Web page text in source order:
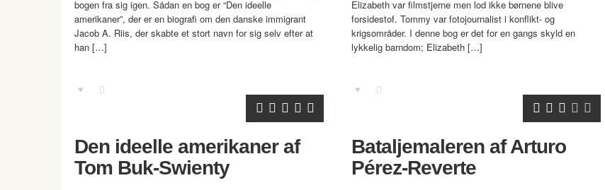
bogen fra sig igen. Sådan en bog er “Den ideelle
amerikaner”, der er en biografi om den danske immigrant
Jacob A. Riis, der skabte et stort navn for sig selv efter at
han […]
Elizabeth var filmstjerne men lod ikke børnene blive
forsidestof. Tommy var fotojournalist i konflikt- og
krigsområder. I denne bog er det for en gangs skyld en
lykkelig barndom; Elizabeth […]
Den ideelle amerikaner af
Tom Buk-Swienty
Bataljemaleren af Arturo
Pérez-Reverte